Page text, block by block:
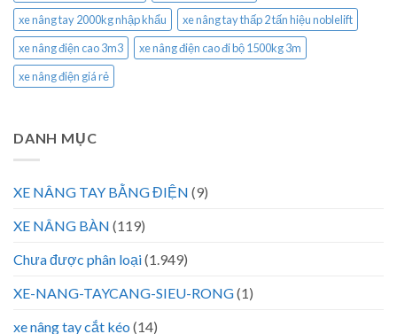
xe nâng tay 2000kg nhập khẩu
xe nâng tay thấp 2 tấn hiệu noblelift
xe nâng điện cao 3m3
xe nâng điện cao đi bộ 1500kg 3m
xe nâng điện giá rẻ
DANH MỤC
XE NÂNG TAY BẰNG ĐIỆN (9)
XE NÂNG BÀN (119)
Chưa được phân loại(1.949)
XE-NANG-TAYCANG-SIEU-RONG(1)
xe nâng tay cắt kéo (14)